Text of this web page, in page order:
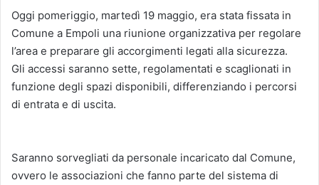
Oggi pomeriggio, martedì 19 maggio, era stata fissata in
Comune a Empoli una riunione organizzativa per regolare
l’area e preparare gli accorgimenti legati alla sicurezza.
Gli accessi saranno sette, regolamentati e scaglionati in
funzione degli spazi disponibili, differenziando i percorsi
di entrata e di uscita.
Saranno sorvegliati da personale incaricato dal Comune,
ovvero le associazioni che fanno parte del sistema di